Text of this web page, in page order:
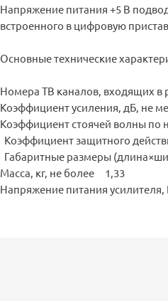
Напряжение питания +5 В
встроенного в цифровую
Основные технические
Номера ТВ каналов, входящих
Коэффициент усиления, дБ, не
Коэффициент стоячей волны
Коэффициент защитного
Габаритные размеры
Масса, кг, не более 1,33
Напряжение питания